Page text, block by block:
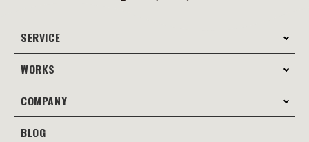
SERVICE
サービス案内
コンサルティング
Webサイト制作
WORKS
制作事例
Web
COMPANY
会社案内
BLOG